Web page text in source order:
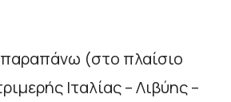
(στο πλαίσιο
Ιταλίας – Λιβύης –